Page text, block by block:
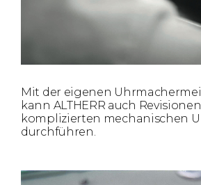
Mit der eigenen
kann ALTHERR auch
komplizierten mechanischen
durchführen.